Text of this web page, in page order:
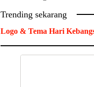
Trending sekarang
Logo & Tema Hari